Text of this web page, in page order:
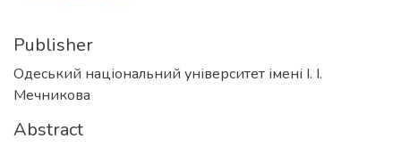
Publisher
Одеський національний університет імені І. І.
Мечникова
Abstract